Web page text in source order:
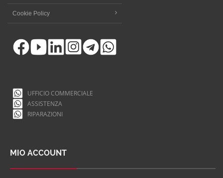
Cookie Policy
UFFICIO COMMERCIALE
ASSISTENZA
RIPARAZIONI
MIO ACCOUNT